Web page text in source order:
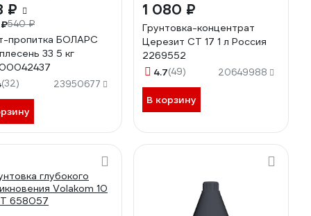
₽
540 ₽
пропитка БОЛАРС
33 5 кг
(32) 23950677
1 080 ₽
Грунтовка-концентрат
Церезит CT 17 1 л Россия
2269552
4.7(49) 20649988
В корзину